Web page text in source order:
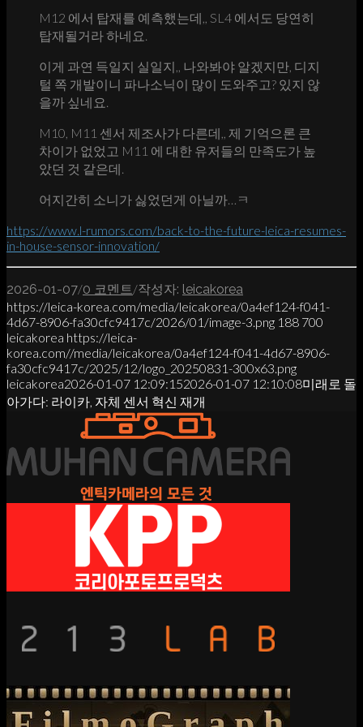
M12 에서 탑재를 예측했는데,, SL4 에서도 당연히
탑재될거라 하네요.
이게 과연 득일지 실일지,, 나와봐야 알겠지만, 디지
털 쪽 개발이니 파나소닉이 많이 도와주고? 있지 않
을까 싶네요.
M10, M11 센서 제조사가 다른데,, 제 기억으론 큰
차이가 없었고 M11 에 대한 유저들의 만족도가 높
았던 것 같은데.
어지간히 소니가 싫었던게 아닐까…ㅋ
https://www.l-rumors.com/back-to-the-future-leica-resumes-
in-house-sensor-innovation/
2026-01-07/0 코멘트/작성자: leicakorea
https://leica-korea.com/media/leicakorea/0a4ef124-f041-
4d67-8906-fa30cfc9417c/2026/01/image-3.png 188 700
leicakorea https://leica-
korea.com//media/leicakorea/0a4ef124-f041-4d67-8906-
fa30cfc9417c/2025/12/logo_20250831-300x63.png
leicakorea2026-01-07 12:09:152026-01-07 12:10:08미래로 돌
아가다: 라이카, 자체 센서 혁신 재개